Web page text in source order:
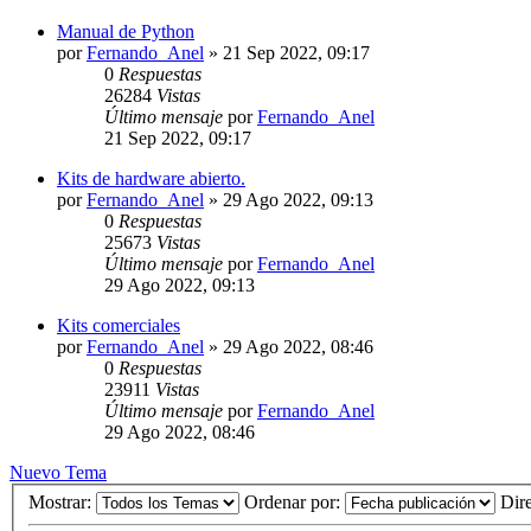
Manual de Python
porFernando_Anel » 21 Sep 2022, 09:17
0 Respuestas
26284 Vistas
Último mensaje porFernando_Anel
21 Sep 2022, 09:17
Kits de hardware abierto.
porFernando_Anel » 29 Ago 2022, 09:13
0 Respuestas
25673 Vistas
Último mensaje porFernando_Anel
29 Ago 2022, 09:13
Kits comerciales
porFernando_Anel » 29 Ago 2022, 08:46
0 Respuestas
23911 Vistas
Último mensaje porFernando_Anel
29 Ago 2022, 08:46
Nuevo Tema
Mostrar:
Ordenar por: